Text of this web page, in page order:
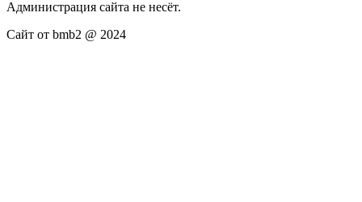
Администрация сайта не несёт.
Сайт от bmb2 @ 2024